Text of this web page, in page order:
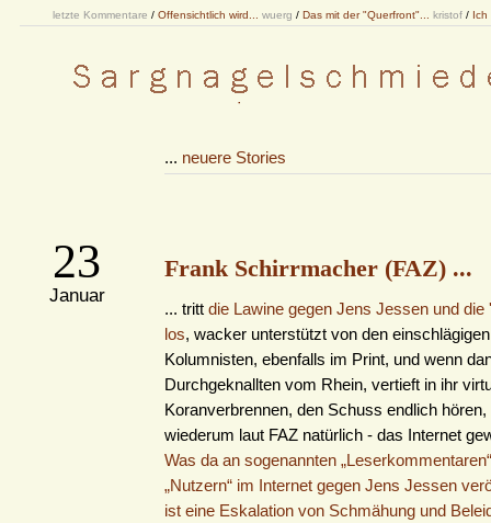
letzte Kommentare / Offensichtlich wird... wuerg / Das mit der "Querfront"... kristof / Ich
... neuere Stories
23
Januar
Frank Schirrmacher (FAZ) ...
... tritt die Lawine gegen Jens Jessen und die
los, wacker unterstützt von den
Kolumnisten, ebenfalls im Print, und wenn
Durchgeknallten vom Rhein, vertieft in ihr
Koranverbrennen, den Schuss endlich
wiederum laut FAZ natürlich - das Internet
Was da an sogenannten
„Nutzern“ im Internet gegen Jens Jessen
ist eine Eskalation von Schmähung und